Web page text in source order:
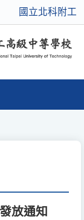
國立北科附工
放通知